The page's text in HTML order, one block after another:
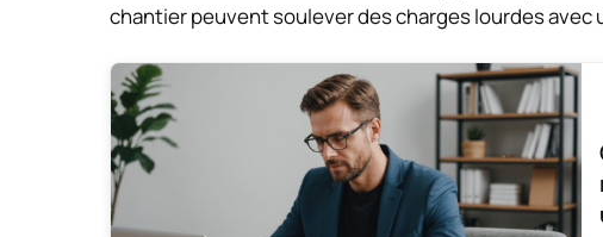
chantier peuvent soulever des charges lourdes avec